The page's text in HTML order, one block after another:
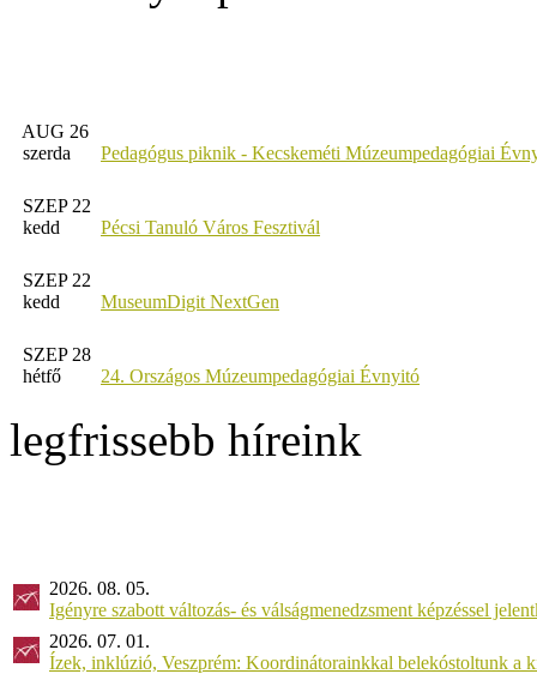
AUG 26
szerda
Pedagógus piknik - Kecskeméti Múzeumpedagógiai
SZEP 22
kedd
Pécsi Tanuló Város Fesztivál
SZEP 22
kedd
MuseumDigit NextGen
SZEP 28
hétfő
24. Országos Múzeumpedagógiai Évnyitó
legfrissebb híreink
2026. 08. 05.
Igényre szabott változás- és válságmenedzsment képzéssel
2026. 07. 01.
Ízek, inklúzió, Veszprém: Koordinátorainkkal belekóstoltunk a